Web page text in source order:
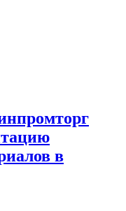
в